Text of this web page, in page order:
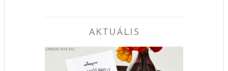
AKTUÁLIS